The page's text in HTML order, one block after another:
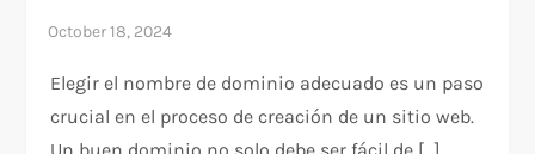
Elegir el nombre de dominio adecuado es un paso
crucial en el proceso de creación de un sitio web.
Un buen dominio no solo debe ser fácil de […]